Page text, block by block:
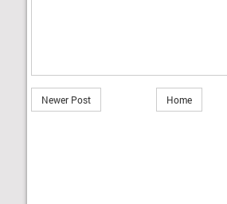
Newer Post Home